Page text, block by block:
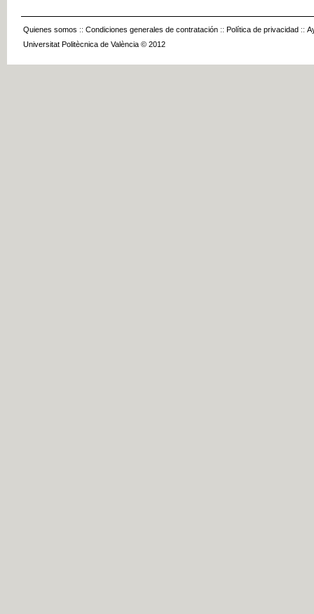
Quienes somos :: Condiciones generales de contratación :: Política de privacidad ::
Universitat Politècnica de València © 2012